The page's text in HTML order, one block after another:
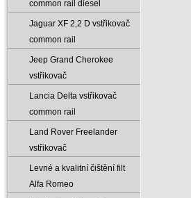
common rail diesel
Jaguar XF 2‚2 D vstřikovač
common rail
Jeep Grand Cherokee
vstřikovač
Lancia Delta vstřikovač
common rail
Land Rover Freelander
vstřikovač
Levné a kvalitní čištění filt
Alfa Romeo